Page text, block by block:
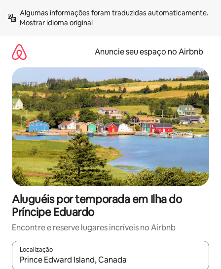
para
Mostrar idioma original
Anuncie seu espaço no Airbnb
Aluguéis por temporada em Ilha do
Príncipe Eduardo
Encontre e reserve lugares incríveis no Airbnb
Localização
Quando os resultados estiverem disponíveis, explore-os